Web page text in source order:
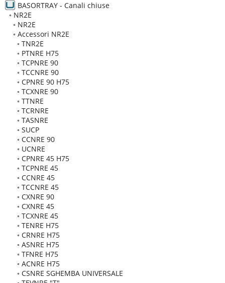
BASORTRAY - Canali chiuse
◦ NR2E
◦ NR2E
◦ Accessori NR2E
◦ TNR2E
◦ PTNRE H75
◦ TCPNRE 90
◦ TCCNRE 90
◦ CPNRE 90 H75
◦ TCXNRE 90
◦ TTNRE
◦ TCRNRE
◦ TASNRE
◦ SUCP
◦ CCNRE 90
◦ UCNRE
◦ CPNRE 45 H75
◦ TCPNRE 45
◦ CCNRE 45
◦ TCCNRE 45
◦ CXNRE 90
◦ CXNRE 45
◦ TCXNRE 45
◦ TENRE H75
◦ CRNRE H75
◦ ASNRE H75
◦ TFNRE H75
◦ ACNRE H75
◦ CSNRE SGHEMBA UNIVERSALE